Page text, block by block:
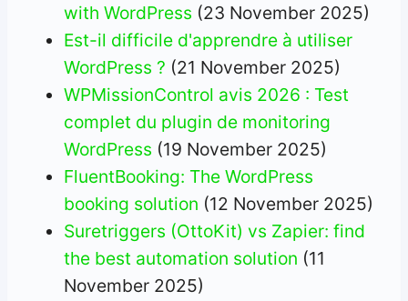
with WordPress (23 November 2025)
Est-il difficile d'apprendre à utiliser
WordPress ? (21 November 2025)
WPMissionControl avis 2026 : Test
complet du plugin de monitoring
WordPress (19 November 2025)
FluentBooking: The WordPress
booking solution (12 November 2025)
Suretriggers (OttoKit) vs Zapier: find
the best automation solution (11
November 2025)